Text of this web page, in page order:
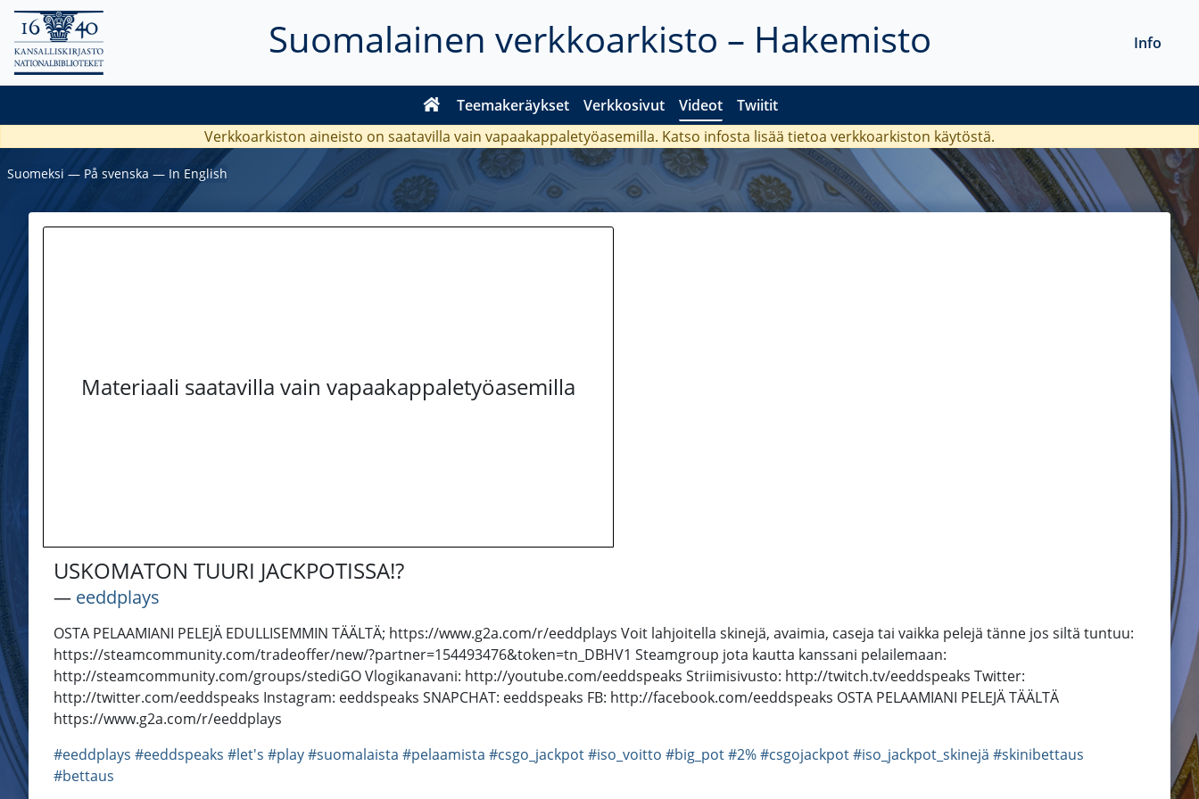
Suomalainen verkkoarkisto – Hakemisto
Teemakeräykset Verkkosivut Videot Twiitit
Info
Verkkoarkiston aineisto on saatavilla vain vapaakappaletyöasemilla. Katso infosta lisää tietoa verkkoarkiston käytöstä.
Suomeksi ― På svenska ― In English
Materiaali saatavilla vain vapaakappaletyöasemilla
USKOMATON TUURI JACKPOTISSA!?
― eeddplays
OSTA PELAAMIANI PELEJÄ EDULLISEMMIN TÄÄLTÄ; https://www.g2a.com/r/eeddplays Voit lahjoitella skinejä, avaimia, caseja tai vaikka pelejä tänne jos siltä tuntuu:
https://steamcommunity.com/tradeoffer/new/?partner=154493476&token=tn_DBHV1 Steamgroup jota kautta kanssani pelailemaan:
http://steamcommunity.com/groups/stediGO Vlogikanavani: http://youtube.com/eeddspeaks Striimisivusto: http://twitch.tv/eeddspeaks Twitter:
http://twitter.com/eeddspeaks Instagram: eeddspeaks SNAPCHAT: eeddspeaks FB: http://facebook.com/eeddspeaks OSTA PELAAMIANI PELEJÄ TÄÄLTÄ
https://www.g2a.com/r/eeddplays
#eeddplays #eeddspeaks #let's #play#suomalaista #pelaamista #csgo_jackpot#iso_voitto #big_pot#2%#csgojackpot#iso_jackpot_skinejä #skinibettaus
#bettaus